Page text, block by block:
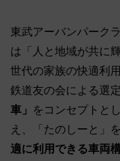
東武アーバンパーク
は「人と地域が共に
世代の家族の快適利
鉄道友の会による選
車」
をコンセプトと
え、「たのしーと」
適に利用できる車両